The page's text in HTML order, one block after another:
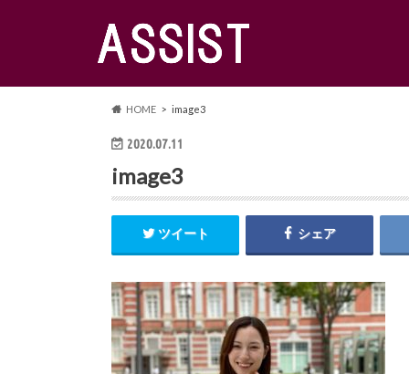
HOME image3
2020.07.11
image3
ツイート シェア